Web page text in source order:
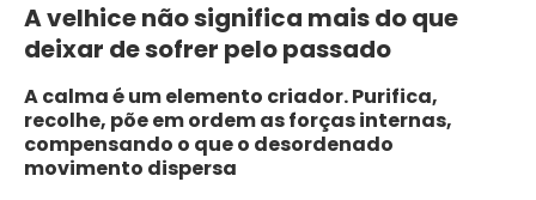
A velhice não significa mais do que
deixar de sofrer pelo passado
A calma é um elemento criador. Purifica,
recolhe, põe em ordem as forças internas,
compensando o que o desordenado
movimento dispersa